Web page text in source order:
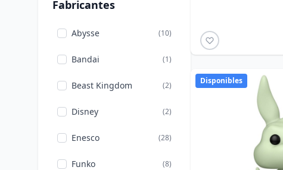
Fabricantes
Abysse (10)
Bandai (1)
Beast Kingdom (2)
Disney (2)
Enesco (28)
Funko (8)
Disponibles